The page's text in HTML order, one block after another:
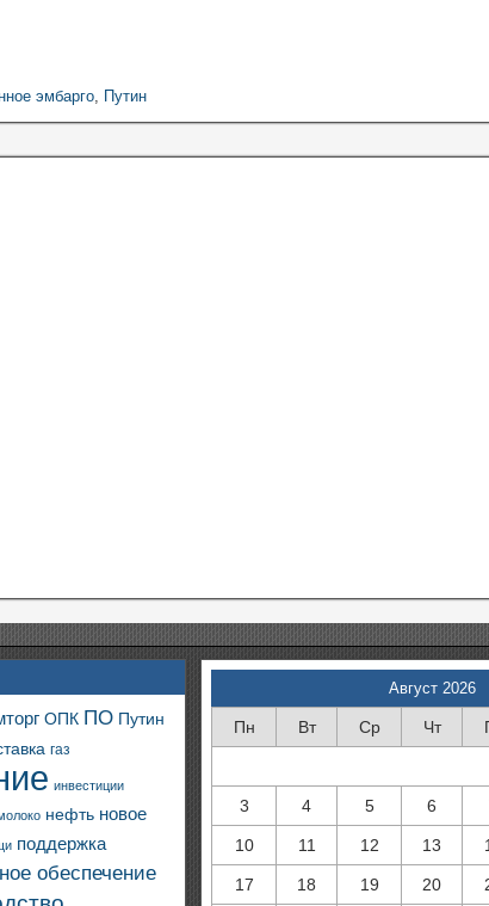
эмбарго, Путин
ОПК ПО Путин
газ
инвестиции
нефть новое
поддержка
обеспечение
Август 2026
Пн Вт Ср Чт
3 4 5 6
10 11 12 13
17 18 19 20